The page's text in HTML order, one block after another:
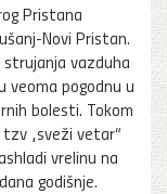
Pristana
Novi Pristan.
strujanja vazduha
veoma pogodnu u
bolesti. Tokom
„sveži vetar“
vrelinu na
godišnje.